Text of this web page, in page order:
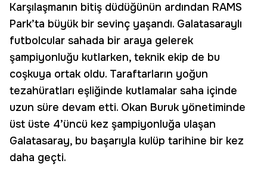
Karşılaşmanın bitiş düdüğünün ardından RAMS
Park’ta büyük bir sevinç yaşandı. Galatasaraylı
futbolcular sahada bir araya gelerek
şampiyonluğu kutlarken, teknik ekip de bu
coşkuya ortak oldu. Taraftarların yoğun
tezahüratları eşliğinde kutlamalar saha içinde
uzun süre devam etti. Okan Buruk yönetiminde
üst üste 4’üncü kez şampiyonluğa ulaşan
Galatasaray, bu başarıyla kulüp tarihine bir kez
daha geçti.